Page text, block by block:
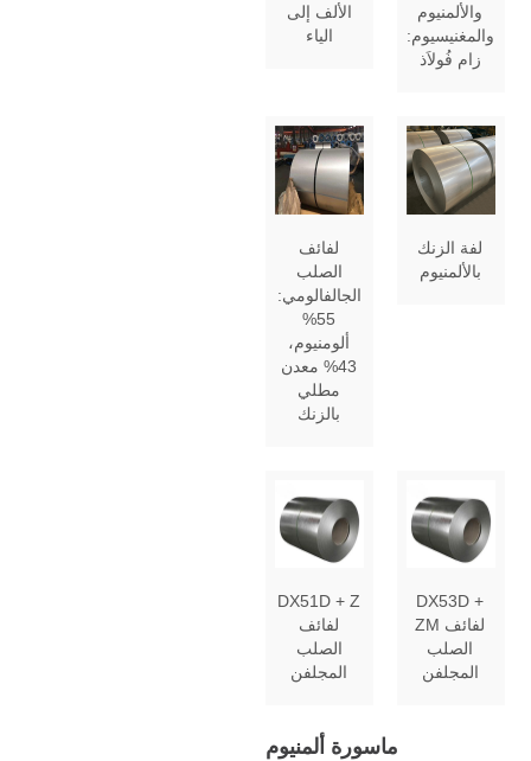
الألف إلى
الياء
والألمنيوم
والمغنيسيوم:
زام فُولاَذ
لفائف
الصلب
الجالفالومي:
55%
ألومنيوم،
43% معدن
مطلي
بالزنك
لفة الزنك
بالألمنيوم
DX51D + Z
لفائف
الصلب
المجلفن
DX53D +
ZM لفائف
الصلب
المجلفن
ماسورة ألمنيوم